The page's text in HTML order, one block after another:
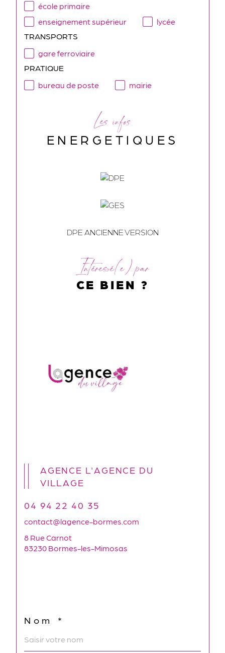
école primaire
enseignement supérieur
lycée
TRANSPORTS
gare ferroviaire
PRATIQUE
bureau de poste
mairie
Les infos
ENERGETIQUES
DPE ANCIENNE VERSION
Intéressé(e) par
CE BIEN ?
AGENCE L'AGENCE DU
VILLAGE
04 94 22 40 35
contact@lagence-bormes.com
8 Rue Carnot
83230 Bormes-les-Mimosas
Nom *